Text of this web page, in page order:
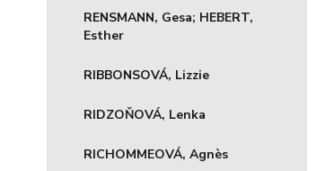
RENSMANN, Gesa; HEBERT,
Esther
RIBBONSOVÁ, Lizzie
RIDZOŇOVÁ, Lenka
RICHOMMEOVÁ, Agnès